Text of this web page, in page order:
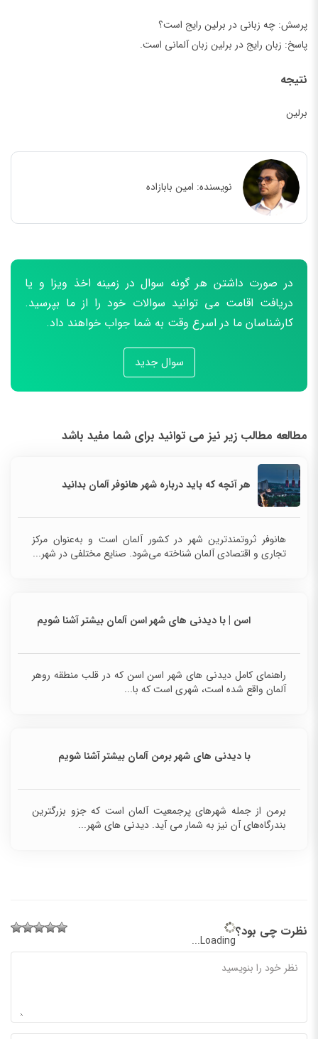
پرسش: چه زبانی در برلین رایج است؟
پاسخ: زبان رایج در برلین زبان آلمانی است.
نتیجه
برلین
نویسنده: امین بابازاده
در صورت داشتن هر گونه سوال در زمینه اخذ ویزا و یا
دریافت اقامت می توانید سوالات خود را از ما بپرسید.
کارشناسان ما در اسرع وقت به شما جواب خواهند داد.
سوال جدید
مطالعه مطالب زیر نیز می توانید برای شما مفید باشد
هر آنچه که باید درباره شهر هانوفر آلمان بدانید
هانوفر ثروتمندترین شهر در کشور آلمان است و به‌عنوان مرکز
تجاری و اقتصادی آلمان شناخته می‌شود. صنایع مختلفی در شهر...
اسن | با دیدنی های شهر اسن آلمان بیشتر آشنا شویم
راهنمای کامل دیدنی های شهر اسن اسن که در قلب
منطقه روهر آلمان واقع شده است، شهری است که با...
با دیدنی های شهر برمن آلمان بیشتر آشنا شویم
برمن از جمله شهرهای پرجمعیت آلمان است که جزو
بزرگترین بندرگاه‌‌های آن نیز به شمار می‌ آید. دیدنی های
Loading...